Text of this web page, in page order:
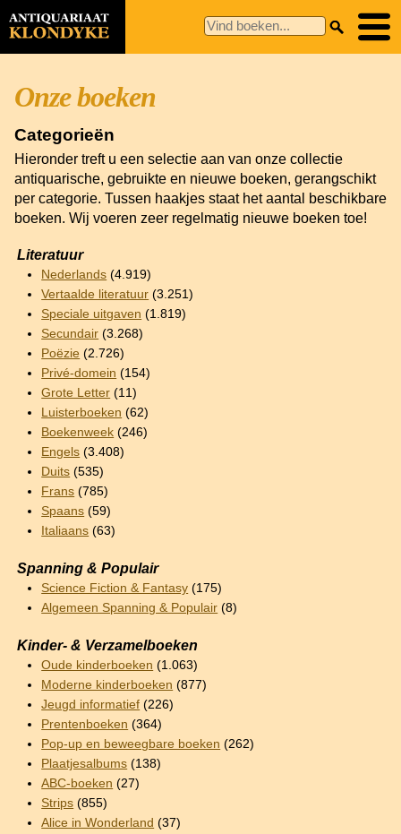
Onze boeken
Categorieën
Hieronder treft u een selectie aan van onze collectie
antiquarische, gebruikte en nieuwe boeken, gerangschikt
per categorie. Tussen haakjes staat het aantal beschikbare
boeken. Wij voeren zeer regelmatig nieuwe boeken toe!
Literatuur
Nederlands (4.919)
Vertaalde literatuur (3.251)
Speciale uitgaven (1.819)
Secundair (3.268)
Poëzie (2.726)
Privé-domein (154)
Grote Letter (11)
Luisterboeken (62)
Boekenweek (246)
Engels (3.408)
Duits (535)
Frans (785)
Spaans (59)
Italiaans (63)
Spanning & Populair
Science Fiction & Fantasy (175)
Algemeen Spanning & Populair (8)
Kinder- & Verzamelboeken
Oude kinderboeken (1.063)
Moderne kinderboeken (877)
Jeugd informatief (226)
Prentenboeken (364)
Pop-up en beweegbare boeken (262)
Plaatjesalbums (138)
ABC-boeken (27)
Strips (855)
Alice in Wonderland (37)